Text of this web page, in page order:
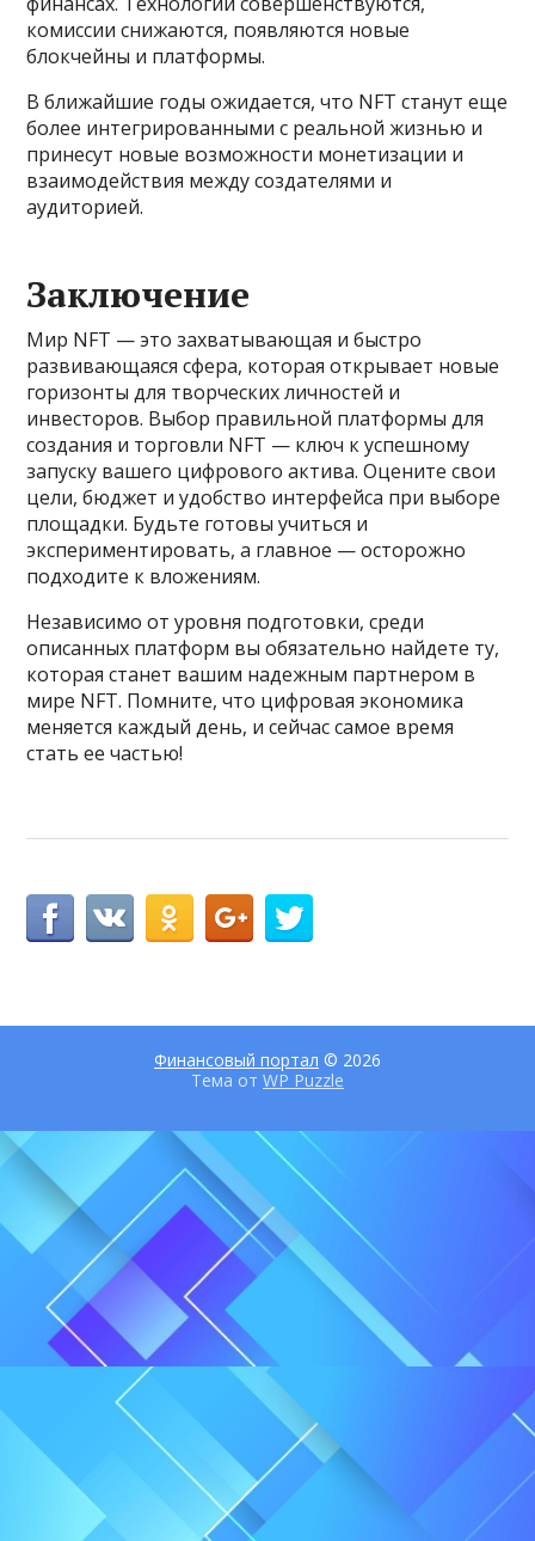
комиссии снижаются, появляются новые
блокчейны и платформы.
В ближайшие годы ожидается, что NFT станут еще
более интегрированными с реальной жизнью и
принесут новые возможности монетизации и
взаимодействия между создателями и
аудиторией.
Заключение
Мир NFT — это захватывающая и быстро
развивающаяся сфера, которая открывает новые
горизонты для творческих личностей и
инвесторов. Выбор правильной платформы для
создания и торговли NFT — ключ к успешному
запуску вашего цифрового актива. Оцените свои
цели, бюджет и удобство интерфейса при выборе
площадки. Будьте готовы учиться и
экспериментировать, а главное — осторожно
подходите к вложениям.
Независимо от уровня подготовки, среди
описанных платформ вы обязательно найдете ту,
которая станет вашим надежным партнером в
мире NFT. Помните, что цифровая экономика
меняется каждый день, и сейчас самое время
стать ее частью!
Финансовый портал © 2026
Тема от WP Puzzle